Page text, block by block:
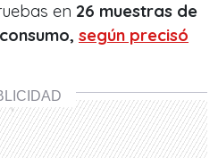
en 26 muestras de
según precisó